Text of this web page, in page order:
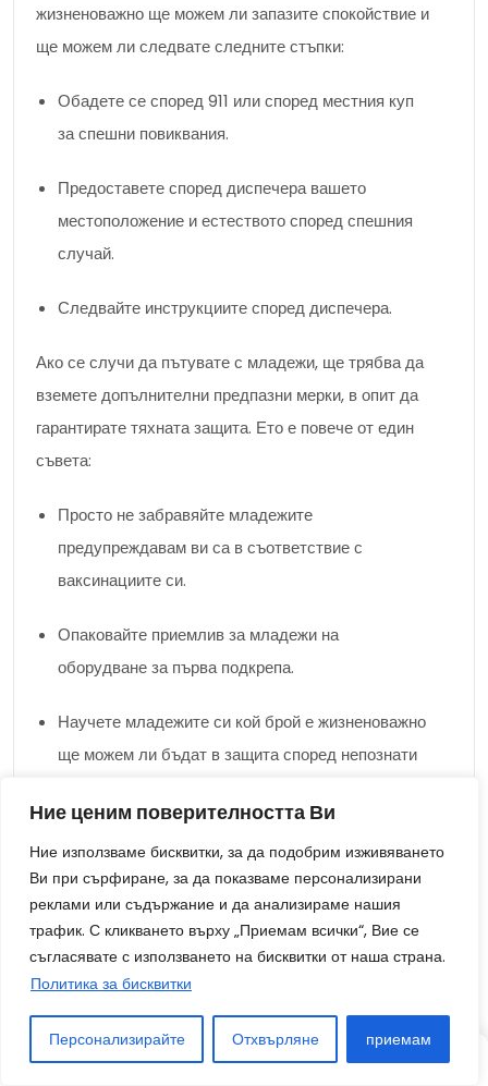
Ние ценим поверителността Ви
Ние използваме бисквитки, за да подобрим изживяването
Ви при сърфиране, за да показваме персонализирани
реклами или съдържание и да анализираме нашия
трафик. С кликването върху „Приемам всички“, Вие се
съгласявате с използването на бисквитки от наша страна.
Политика за бисквитки
Персонализирайте Отхвърляне приемам
жизненоважно ще можем ли запазите спокойствие и
ще можем ли следвате следните стъпки:
Обадете се според 911 или според местния куп
за спешни повиквания.
Предоставете според диспечера вашето
местоположение и естеството според спешния
случай.
Следвайте инструкциите според диспечера.
Ако се случи да пътувате с младежи, ще трябва да
вземете допълнителни предпазни мерки, в опит да
гарантирате тяхната защита. Ето е повече от един
съвета:
Просто не забравяйте младежите
предупреждавам ви са в съответствие с
ваксинациите си.
Опаковайте приемлив за младежи на
оборудване за първа подкрепа.
Научете младежите си кой брой е жизненоважно
ще можем ли бъдат в защита според непознати
Вземете под внимание с рисковете от отвличане
на възрастни.
Следвайки следните съвети, вие че би могъл/а да ще
можем ли помогнете според себе си и вашето кръг от
роднини ще можем ли може би имате надеждно и